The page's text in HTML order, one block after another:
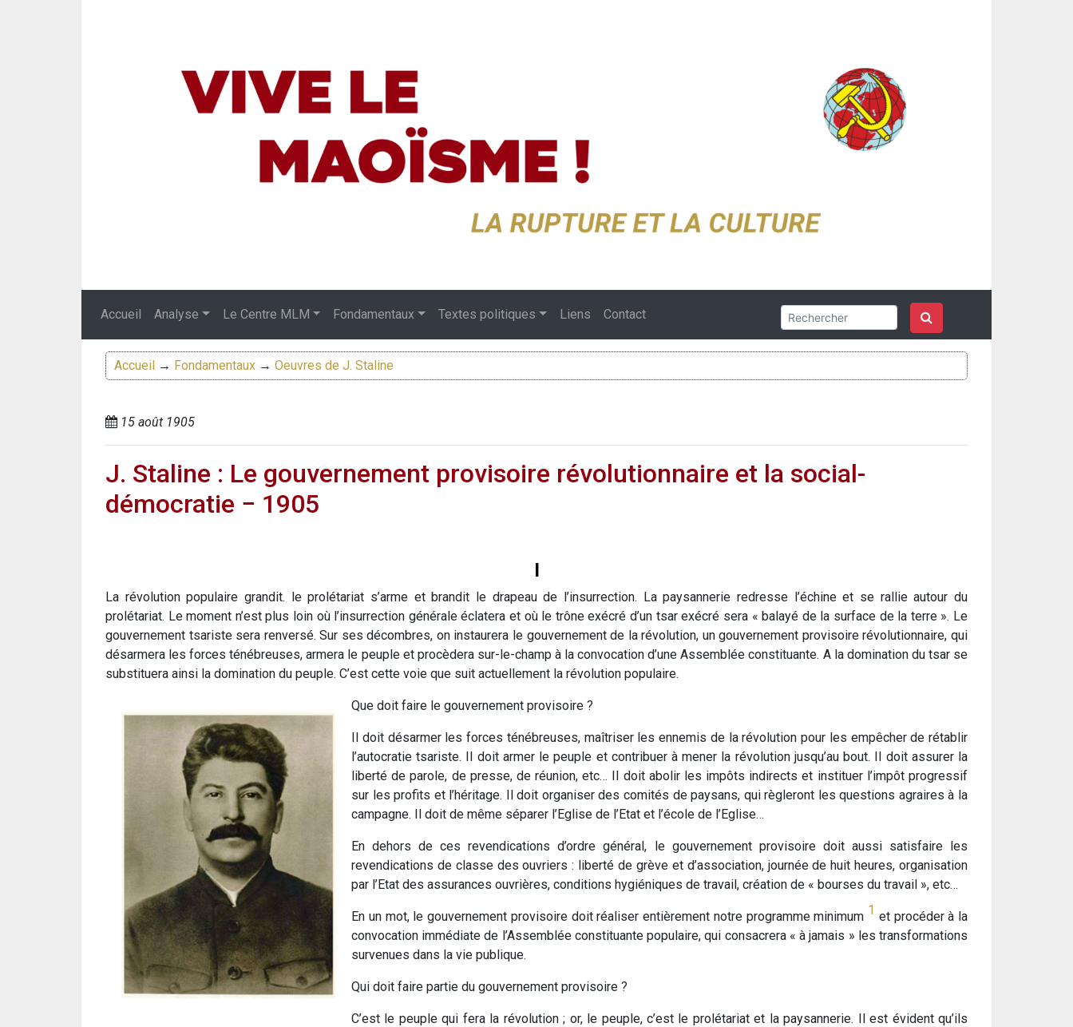
Accueil Analyse Le Centre MLM Fondamentaux Textes politiques Liens Contact
Accueil → Fondamentaux → Oeuvres de J. Staline
15 août 1905
J. Staline : Le gouvernement provisoire révolutionnaire et la social-
démocratie − 1905
I
La révolution populaire grandit. le prolétariat s’arme et brandit le drapeau de l’insurrection. La paysannerie redresse l’échine et se rallie autour du
prolétariat. Le moment n’est plus loin où l’insurrection générale éclatera et où le trône exécré d’un tsar exécré sera « balayé de la surface de la terre ». Le
gouvernement tsariste sera renversé. Sur ses décombres, on instaurera le gouvernement de la révolution, un gouvernement provisoire révolutionnaire, qui
désarmera les forces ténébreuses, armera le peuple et procèdera sur-le-champ à la convocation d’une Assemblée constituante. A la domination du tsar se
substituera ainsi la domination du peuple. C’est cette voie que suit actuellement la révolution populaire.
Que doit faire le gouvernement provisoire ?
Il doit désarmer les forces ténébreuses, maîtriser les ennemis de la révolution pour les empêcher de rétablir
l’autocratie tsariste. Il doit armer le peuple et contribuer à mener la révolution jusqu’au bout. Il doit assurer la
liberté de parole, de presse, de réunion, etc… Il doit abolir les impôts indirects et instituer l’impôt progressif
sur les profits et l’héritage. Il doit organiser des comités de paysans, qui règleront les questions agraires à la
campagne. Il doit de même séparer l’Eglise de l’Etat et l’école de l’Eglise…
En dehors de ces revendications d’ordre général, le gouvernement provisoire doit aussi satisfaire les
revendications de classe des ouvriers : liberté de grève et d’association, journée de huit heures, organisation
par l’Etat des assurances ouvrières, conditions hygiéniques de travail, création de « bourses du travail », etc…
En un mot, le gouvernement provisoire doit réaliser entièrement notre programme minimum 1 et procéder à la
convocation immédiate de l’Assemblée constituante populaire, qui consacrera « à jamais » les transformations
survenues dans la vie publique.
Qui doit faire partie du gouvernement provisoire ?
C’est le peuple qui fera la révolution ; or, le peuple, c’est le prolétariat et la paysannerie. Il est évident qu’ils